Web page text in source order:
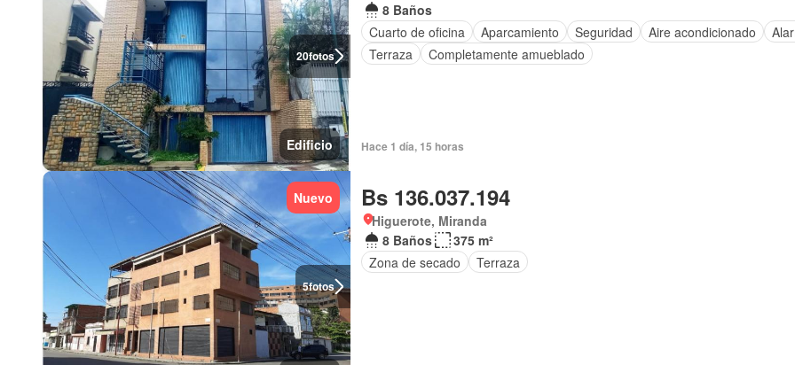
20fotos
Edificio
8 Baños
Cuarto de oficina
Aparcamiento Seguridad Aire acondicionado
Terraza
Completamente amueblado
Hace 1 día, 15 horas
5fotos
Nuevo Bs 136.037.194
Higuerote, Miranda
8 Baños
375 m²
Zona de secado
Terraza